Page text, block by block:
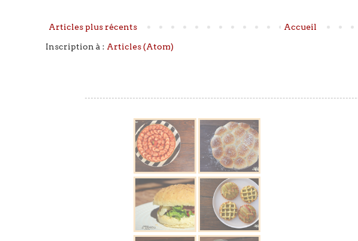
Articles plus récents Accueil
Inscription à : Articles (Atom)